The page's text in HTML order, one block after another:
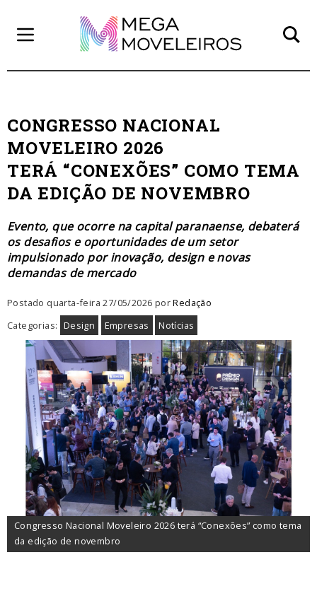
CONGRESSO NACIONAL
MOVELEIRO 2026
TERÁ “CONEXÕES” COMO TEMA
DA EDIÇÃO DE NOVEMBRO
Evento, que ocorre na capital paranaense, debaterá
os desafios e oportunidades de um setor
impulsionado por inovação, design e novas
demandas de mercado
Postado quarta-feira 27/05/2026 porRedação
Categorias: Design Empresas Notícias
Congresso Nacional Moveleiro 2026 terá “Conexões” como tema
da edição de novembro